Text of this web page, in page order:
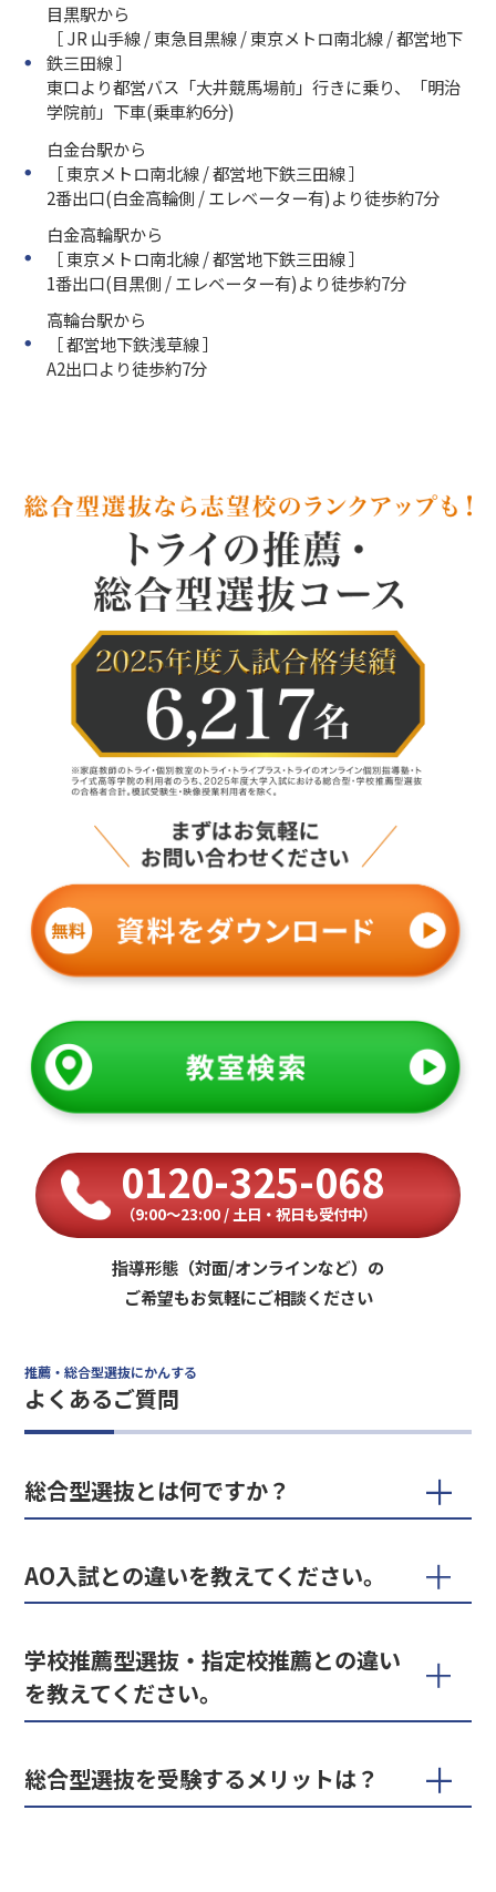
目黒駅から
［ JR 山手線 / 東急目黒線 / 東京メトロ南北線 / 都営地下
鉄三田線 ］
東口より都営バス「大井競馬場前」行きに乗り、「明治
学院前」下車(乗車約6分)
白金台駅から
［ 東京メトロ南北線 / 都営地下鉄三田線 ］
2番出口(白金高輪側 / エレベーター有)より徒歩約7分
白金高輪駅から
［ 東京メトロ南北線 / 都営地下鉄三田線 ］
1番出口(目黒側 / エレベーター有)より徒歩約7分
高輪台駅から
［ 都営地下鉄浅草線 ］
A2出口より徒歩約7分
0120-325-068
（9:00〜23:00 / 土日・祝日も受付中）
指導形態（対面/オンラインなど）の
ご希望もお気軽にご相談ください
推薦・総合型選抜にかんする
よくあるご質問
総合型選抜とは何ですか？
AO入試との違いを教えてください。
学校推薦型選抜・指定校推薦との違い
を教えてください。
総合型選抜を受験するメリットは？